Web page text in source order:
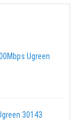
Ugreen
30143